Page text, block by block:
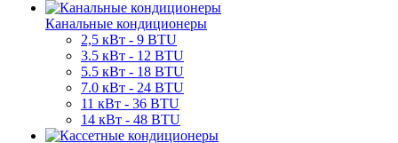
Канальные кондиционеры
2,5 кВт - 9 BTU
3.5 кВт - 12 BTU
5.5 кВт - 18 BTU
7.0 кВт - 24 BTU
11 кВт - 36 BTU
14 кВт - 48 BTU